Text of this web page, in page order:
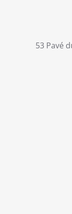
53 Pavé